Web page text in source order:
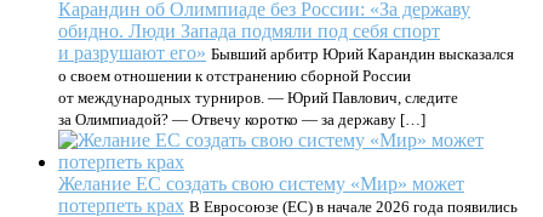
Карандин об Олимпиаде без России: «За державу
обидно. Люди Запада подмяли под себя спорт
и разрушают его» Бывший арбитр Юрий Карандин высказался
о своем отношении к отстранению сборной России
от международных турниров. — Юрий Павлович, следите
за Олимпиадой? — Отвечу коротко — за державу […]
Желание ЕС создать свою систему «Мир» может
потерпеть крах В Евросоюзе (ЕС) в начале 2026 года появились